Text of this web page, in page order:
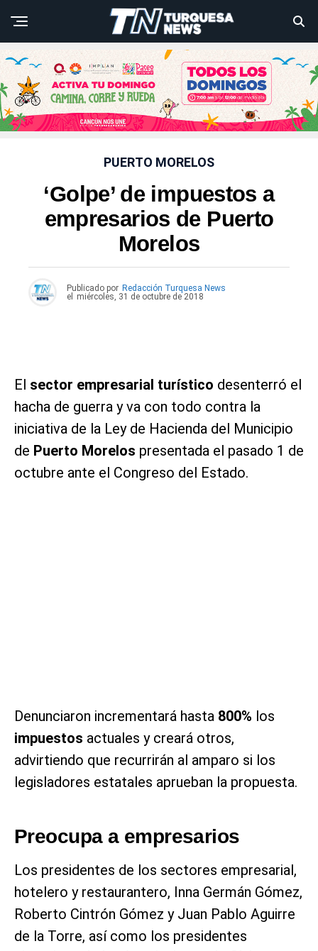
PUERTO MORELOS
‘Golpe’ de impuestos a
empresarios de Puerto
Morelos
Publicado por Redacción Turquesa News
el
miércoles, 31 de octubre de 2018
El sector empresarial turístico desenterró el
hacha de guerra y va con todo contra la
iniciativa de la Ley de Hacienda del Municipio
de Puerto Morelos presentada el pasado 1 de
octubre ante el Congreso del Estado.
Denunciaron incrementará hasta 800% los
impuestos actuales y creará otros,
advirtiendo que recurrirán al amparo si los
legisladores estatales aprueban la propuesta.
Preocupa a empresarios
Los presidentes de los sectores empresarial,
hotelero y restaurantero, Inna Germán Gómez,
Roberto Cintrón Gómez y Juan Pablo Aguirre
de la Torre, así como los presidentes